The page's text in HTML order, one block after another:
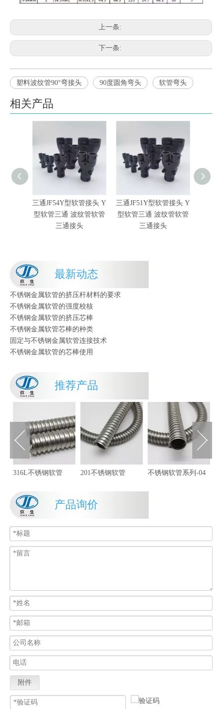
上一条:
下一条:
塑料波纹管90°弯接头 90度圆角弯头 软管弯头
相关产品
三通JF54Y型软管接头 Y
型软管三通 波纹管软管
三通接头
三通JF51Y型软管接头 Y
型软管三通 波纹管软管
三通接头
最新动态
不锈钢金属软管芯棒的种类
固定与不锈钢金属软管连接技术
不锈钢金属软管芯棒对材料的要求
不锈钢金属软管的工况条件
不锈钢金属软管的挤压杆材料的要求
不锈钢金属软管的强度校核
不锈钢金属软管的挤压芯棒
不锈钢金属软管芯棒的种类
固定与不锈钢金属软管连接技术
不锈钢金属软管的芯棒使用
不锈钢金属软管的挤压杆种类
不锈钢金属软管芯棒对材料的要求
不锈钢金属软管的工况条件
推荐产品
316L不锈钢软管 201不锈钢软管 不锈钢软管系列-04
产品询价
附件